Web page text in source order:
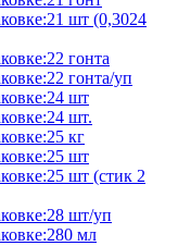
шт (0,3024
гонта
гонта/уп
шт
шт.
кг
шт
шт (стик 2
шт/уп
мл